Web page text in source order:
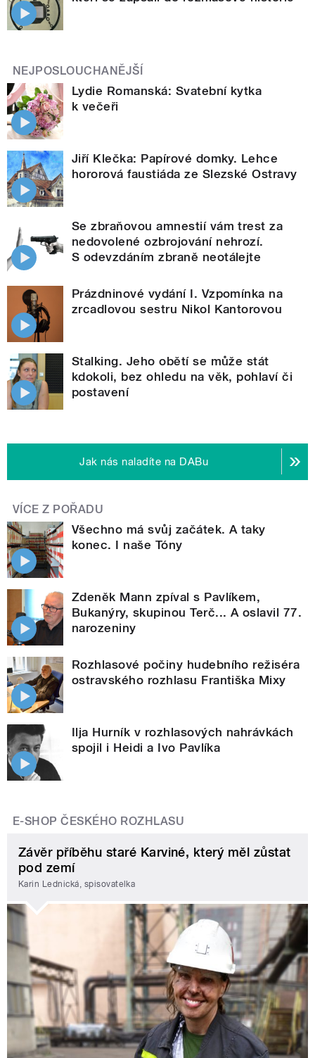
NEJPOSLOUCHANĚJŠÍ
Lydie Romanská: Svatební kytka
k večeři
Jiří Klečka: Papírové domky. Lehce
hororová faustiáda ze Slezské Ostravy
Se zbraňovou amnestií vám trest za
nedovolené ozbrojování nehrozí.
S odevzdáním zbraně neotálejte
Prázdninové vydání I. Vzpomínka na
zrcadlovou sestru Nikol Kantorovou
Stalking. Jeho obětí se může stát
kdokoli, bez ohledu na věk, pohlaví či
postavení
Jak nás naladíte na DABu
VÍCE Z POŘADU
Všechno má svůj začátek. A taky
konec. I naše Tóny
Zdeněk Mann zpíval s Pavlíkem,
Bukanýry, skupinou Terč... A oslavil 77.
narozeniny
Rozhlasové počiny hudebního režiséra
ostravského rozhlasu Františka Mixy
Ilja Hurník v rozhlasových nahrávkách
spojil i Heidi a Ivo Pavlíka
E-SHOP ČESKÉHO ROZHLASU
Závěr příběhu staré Karviné, který měl zůstat
pod zemí
Karin Lednická, spisovatelka